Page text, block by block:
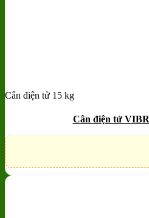
Add to wishlist
Cân điện tử 15 kg
Cân điện tử